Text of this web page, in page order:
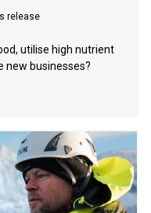
release
utilise high nutrient
new businesses?